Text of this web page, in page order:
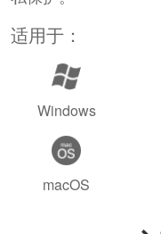
适用于：
Windows
macOS